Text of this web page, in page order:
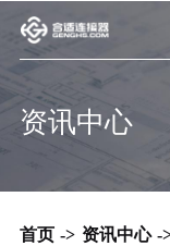
资讯中心
首页 -> 资讯中心 -